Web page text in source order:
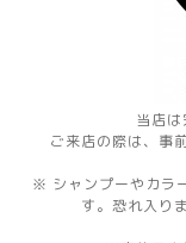
当店は
ご来店の際は、事
※ シャンプーやカラ
す。恐れ入り